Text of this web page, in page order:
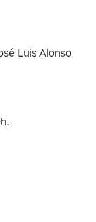
Luis Alonso